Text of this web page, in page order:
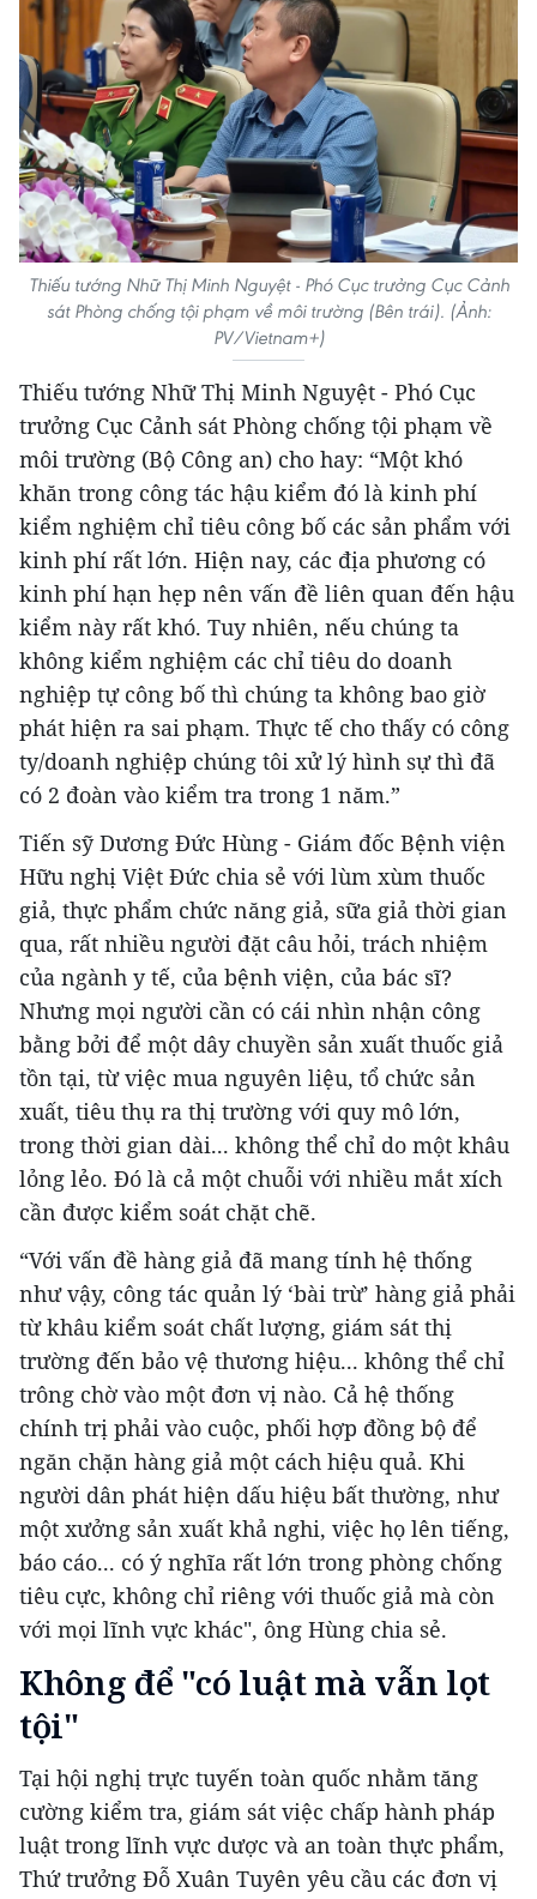
Thiếu tướng Nhữ Thị Minh Nguyệt - Phó Cục trưởng Cục Cảnh
sát Phòng chống tội phạm về môi trường (Bên trái). (Ảnh:
PV/Vietnam+)
Thiếu tướng Nhữ Thị Minh Nguyệt - Phó Cục
trưởng Cục Cảnh sát Phòng chống tội phạm về
môi trường (Bộ Công an) cho hay: “Một khó
khăn trong công tác hậu kiểm đó là kinh phí
kiểm nghiệm chỉ tiêu công bố các sản phẩm với
kinh phí rất lớn. Hiện nay, các địa phương có
kinh phí hạn hẹp nên vấn đề liên quan đến hậu
kiểm này rất khó. Tuy nhiên, nếu chúng ta
không kiểm nghiệm các chỉ tiêu do doanh
nghiệp tự công bố thì chúng ta không bao giờ
phát hiện ra sai phạm. Thực tế cho thấy có công
ty/doanh nghiệp chúng tôi xử lý hình sự thì đã
có 2 đoàn vào kiểm tra trong 1 năm.”
Tiến sỹ Dương Đức Hùng - Giám đốc Bệnh viện
Hữu nghị Việt Đức chia sẻ với lùm xùm thuốc
giả, thực phẩm chức năng giả, sữa giả thời gian
qua, rất nhiều người đặt câu hỏi, trách nhiệm
của ngành y tế, của bệnh viện, của bác sĩ?
Nhưng mọi người cần có cái nhìn nhận công
bằng bởi để một dây chuyền sản xuất thuốc giả
tồn tại, từ việc mua nguyên liệu, tổ chức sản
xuất, tiêu thụ ra thị trường với quy mô lớn,
trong thời gian dài... không thể chỉ do một khâu
lỏng lẻo. Đó là cả một chuỗi với nhiều mắt xích
cần được kiểm soát chặt chẽ.
“Với vấn đề hàng giả đã mang tính hệ thống
như vậy, công tác quản lý ‘bài trừ’ hàng giả phải
từ khâu kiểm soát chất lượng, giám sát thị
trường đến bảo vệ thương hiệu... không thể chỉ
trông chờ vào một đơn vị nào. Cả hệ thống
chính trị phải vào cuộc, phối hợp đồng bộ để
ngăn chặn hàng giả một cách hiệu quả. Khi
người dân phát hiện dấu hiệu bất thường, như
một xưởng sản xuất khả nghi, việc họ lên tiếng,
báo cáo... có ý nghĩa rất lớn trong phòng chống
tiêu cực, không chỉ riêng với thuốc giả mà còn
với mọi lĩnh vực khác", ông Hùng chia sẻ.
Không để "có luật mà vẫn lọt
tội"
Tại hội nghị trực tuyến toàn quốc nhằm tăng
cường kiểm tra, giám sát việc chấp hành pháp
luật trong lĩnh vực dược và an toàn thực phẩm,
Thứ trưởng Đỗ Xuân Tuyên yêu cầu các đơn vị